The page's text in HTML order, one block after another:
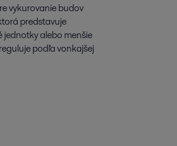
vykurovanie budov
predstavuje
alebo menšie
podľa vonkajšej